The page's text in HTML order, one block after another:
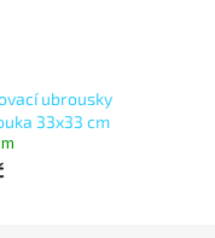
ubrousky
33x33 cm